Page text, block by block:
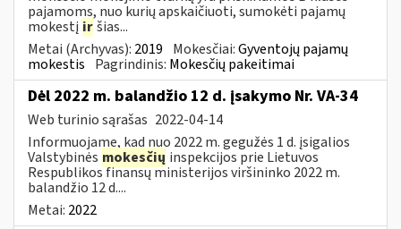
pajamoms, nuo kurių apskaičiuoti, sumokėti pajamų
mokestį iršias...
Metai (Archyvas): 2019 Mokesčiai:Gyventojų pajamų
mokestis Pagrindinis: Mokesčių pakeitimai
Dėl 2022 m. balandžio 12 d. įsakymo Nr. VA-34
Web turinio sąrašas 2022-04-14
Informuojame, kad nuo 2022 m. gegužės 1 d. įsigalios
Valstybinės mokesčių inspekcijos prie Lietuvos
Respublikos finansų ministerijos viršininko 2022 m.
balandžio 12 d....
Metai: 2022